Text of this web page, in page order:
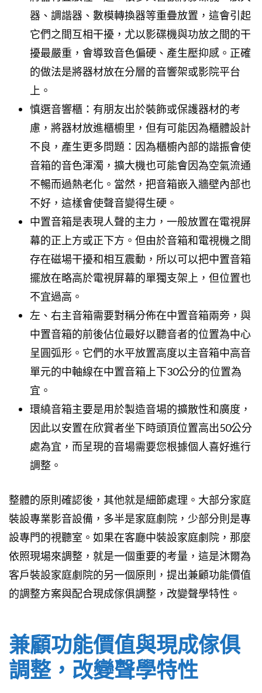
器、調諧器、數模轉換器等重疊放置，這會引起
它們之間互相干擾，尤以影碟機與功放之間的干
擾最嚴重，會導致音色偏硬、產生壓抑感。正確
的做法是將器材放在分層的音響架或影院平台
上。
慎選音響櫃：有朋友出於裝飾或保護器材的考
慮，將器材放進櫃櫥里，但有可能因為櫃體設計
不良，產生更多問題：因為櫃櫥內部的諧振會使
音箱的音色渾濁，擴大機也可能會因為空氣流通
不暢而過熱老化。當然，把音箱嵌入牆壁內部也
不好，這樣會使聲音變得生硬。
中置音箱是表現人聲的主力，一般放置在電視屏
幕的正上方或正下方。但由於音箱和電視機之間
存在磁場干擾和相互震動，所以可以把中置音箱
擺放在略高於電視屏幕的單獨支架上，但位置也
不宜過高。
左、右主音箱需要對稱分佈在中置音箱兩旁，與
中置音箱的前後佔位最好以聽音者的位置為中心
呈圓弧形。它們的水平放置高度以主音箱中高音
單元的中軸線在中置音箱上下30公分的位置為
宜。
環繞音箱主要是用於製造音場的擴散性和廣度，
因此以安置在欣賞者坐下時頭頂位置高出50公分
處為宜，而呈現的音場需要您根據個人喜好進行
調整。
整體的原則確認後，其他就是細節處理。大部分家庭
裝設專業影音設備，多半是家庭劇院，少部分則是專
設專門的視聽室。如果在客廳中裝設家庭劇院，那麼
依照現場來調整，就是一個重要的考量，這是沐爾為
客戶裝設家庭劇院的另一個原則，提出兼顧功能價值
的調整方案與配合現成傢俱調整，改變聲學特性。
兼顧功能價值與現成傢俱
調整，改變聲學特性